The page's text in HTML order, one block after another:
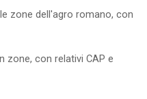
zone dell'agro romano, con
zone, con relativi CAP e